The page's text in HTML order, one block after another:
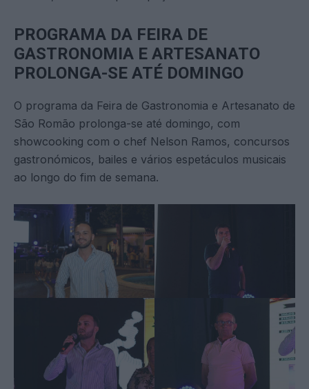
PROGRAMA DA FEIRA DE
GASTRONOMIA E ARTESANATO
PROLONGA-SE ATÉ DOMINGO
O programa da Feira de Gastronomia e Artesanato de
São Romão prolonga-se até domingo, com
showcooking com o chef Nelson Ramos, concursos
gastronómicos, bailes e vários espetáculos musicais
ao longo do fim de semana.